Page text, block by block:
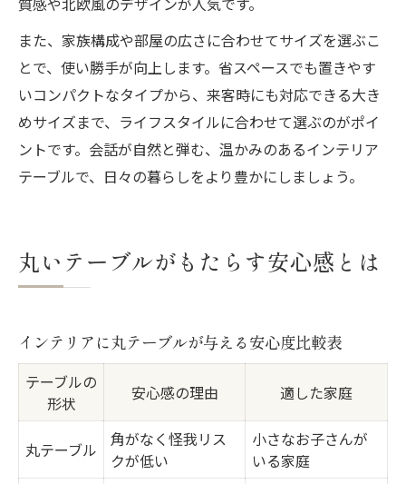
また、家族構成や部屋の広さに合わせてサイズを選ぶこ
とで、使い勝手が向上します。省スペースでも置きやす
いコンパクトなタイプから、来客時にも対応できる大き
めサイズまで、ライフスタイルに合わせて選ぶのがポイ
ントです。会話が自然と弾む、温かみのあるインテリア
テーブルで、日々の暮らしをより豊かにしましょう。
丸いテーブルがもたらす安心感とは
インテリアに丸テーブルが与える安心度比較表
テーブルの
形状
安心感の理由 適した家庭
丸テーブル
角がなく怪我リス
クが低い
小さなお子さんが
いる家庭